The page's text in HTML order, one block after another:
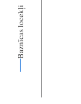
Baznīcas locekļi